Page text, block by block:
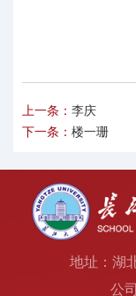
上一条： 李庆
下一条： 楼一珊
地址：湖
公